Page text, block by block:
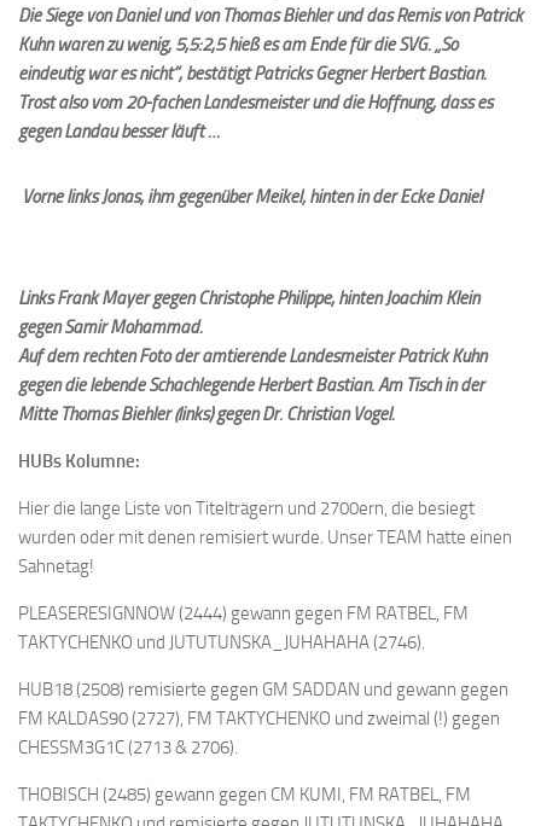
Die Siege von Daniel und von Thomas Biehler und das Remis von Patrick
Kuhn waren zu wenig, 5,5:2,5 hieß es am Ende für die SVG. „So
eindeutig war es nicht“, bestätigt Patricks Gegner Herbert Bastian.
Trost also vom 20-fachen Landesmeister und die Hoffnung, dass es
gegen Landau besser läuft …
Vorne links Jonas, ihm gegenüber Meikel; hinten in der Ecke Daniel
Links Frank Mayer gegen Christophe Philippe, hinten Joachim Klein
gegen Samir Mohammad.
Auf dem rechten Foto der amtierende Landesmeister Patrick Kuhn
gegen die lebende Schachlegende Herbert Bastian.Am Tisch in der
Mitte Thomas Biehler (links) gegen Dr. Christian Vogel.
HUBs Kolumne:
Hier die lange Liste von Titelträgern und 2700ern, die besiegt
wurden oder mit denen remisiert wurde. Unser TEAM hatte einen
Sahnetag!
PLEASERESIGNNOW (2444) gewann gegen FM RATBEL, FM
TAKTYCHENKO und JUTUTUNSKA_JUHAHAHA (2746).
HUB18 (2508) remisierte gegen GM SADDAN und gewann gegen
FM KALDAS90 (2727), FM TAKTYCHENKO und zweimal (!) gegen
CHESSM3G1C (2713 & 2706).
THOBISCH (2485) gewann gegen CM KUMI, FM RATBEL, FM